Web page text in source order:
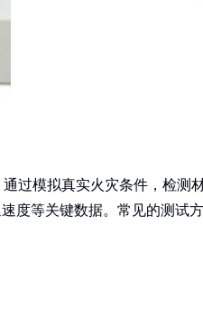
过模拟真实火灾条件，检测
度等关键数据。常见的测试